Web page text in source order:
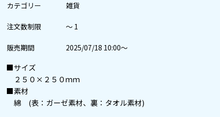
カテゴリー 雑貨
注文数制限 ～ 1
販売期間 2025/07/18 10:00～
■サイズ
２５０×２５０ｍｍ
■素材
綿 (表：ガーゼ素材、裏：タオル素材)